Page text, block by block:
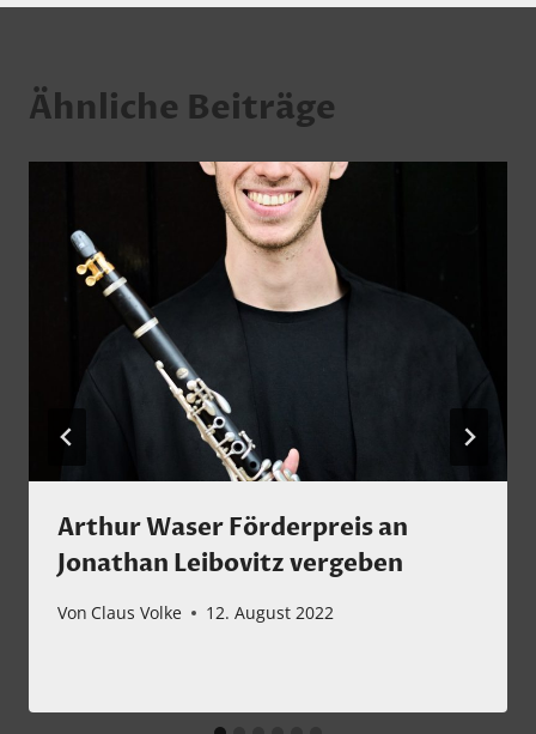
Ähnliche Beiträge
Arthur Waser Förderpreis an
Jonathan Leibovitz vergeben
Von Claus Volke 12. August 2022